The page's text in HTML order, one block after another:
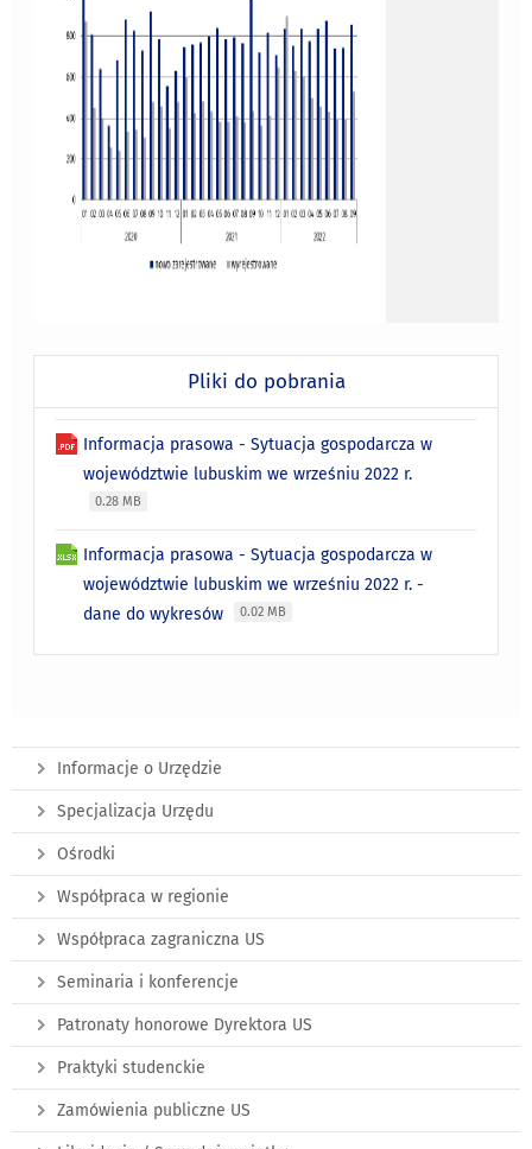
Pliki do pobrania
Informacja prasowa - Sytuacja gospodarcza w
województwie lubuskim we wrześniu 2022 r.
0.28 MB
Informacja prasowa - Sytuacja gospodarcza w
województwie lubuskim we wrześniu 2022 r. -
dane do wykresów
0.02 MB
Informacje o Urzędzie
Specjalizacja Urzędu
Ośrodki
Współpraca w regionie
Współpraca zagraniczna US
Seminaria i konferencje
Patronaty honorowe Dyrektora US
Praktyki studenckie
Zamówienia publiczne US